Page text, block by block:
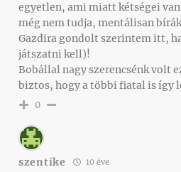
egyetlen, ami miatt kétségei
még nem tudja, mentálisan
Gazdira gondolt szerintem itt,
játszatni kell)!
Bobállal nagy szerencsénk volt
biztos, hogy a többi fiatal is így
0
szentike 10 éve